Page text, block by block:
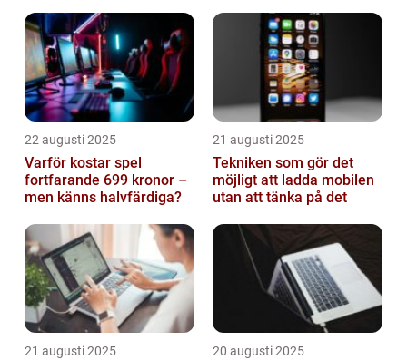
22 augusti 2025
Varför kostar spel
fortfarande 699 kronor –
men känns halvfärdiga?
21 augusti 2025
Tekniken som gör det
möjligt att ladda mobilen
utan att tänka på det
21 augusti 2025 20 augusti 2025